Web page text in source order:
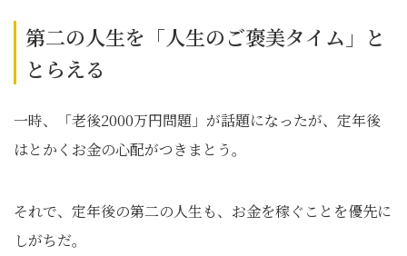
第二の人生を「人生のご褒美タイム」と
とらえる
一時、「老後2000万円問題」が話題になったが、定年後
はとかくお金の心配がつきまとう。
それで、定年後の第二の人生も、お金を稼ぐことを優先に
しがちだ。